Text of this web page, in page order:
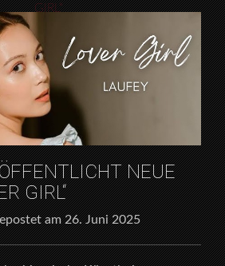
GIRL“
NEUE
GIRL“
am 26. Juni 2025